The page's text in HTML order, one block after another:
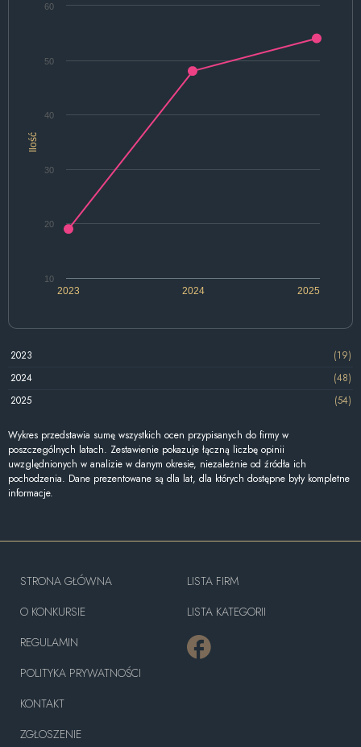
Ilość
2023 2024 2025
10
20
30
40
50
60
2023
(19)
2024
(48)
2025
(54)
Wykres przedstawia sumę wszystkich ocen przypisanych do firmy w
poszczególnych latach. Zestawienie pokazuje łączną liczbę opinii
uwzględnionych w analizie w danym okresie, niezależnie od źródła ich
pochodzenia. Dane prezentowane są dla lat, dla których dostępne były kompletne
informacje.
STRONA GŁÓWNA
O KONKURSIE
REGULAMIN
POLITYKA PRYWATNOŚCI
KONTAKT
ZGŁOSZENIE
LISTA FIRM
LISTA KATEGORII